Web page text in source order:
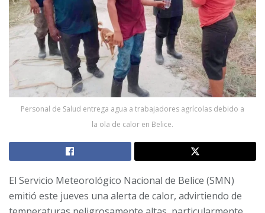
Personal de Salud entrega agua a trabajadores agrícolas debido a
la ola de calor en Belice.
El Servicio Meteorológico Nacional de Belice (SMN)
emitió este jueves una alerta de calor, advirtiendo de